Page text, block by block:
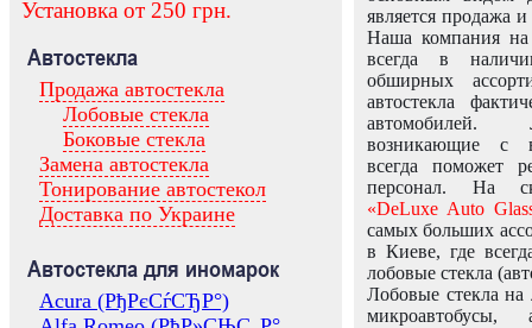
Установка от 250 грн.
Автостекла
Продажа автостекла
Лобовые стекла
Боковые стекла
Замена автостекла
Тонирование автостекол
Доставка по Украине
Автостекла для иномарок
Acura (РђРєСѓСЂР°)
является продажа и
Наша компания на
всегда в
обширных
автостекла
возникающие с
всегда поможет
персонал. На
«DeLuxe Auto
самых больших
в Киеве, где
лобовые стекла
Лобовые стекла на
микроавтобусы,